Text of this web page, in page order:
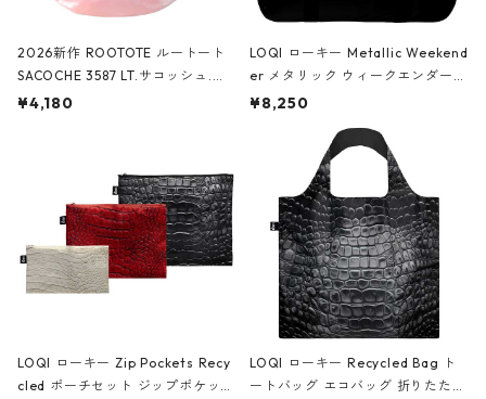
2026新作 ROOTOTE ルートート
SACOCHE 3587 LT.サコッシュ.ル
ミエ-B ショルダーバッグ グロスピ
¥4,180
LOQI ローキー Metallic Weekend
er メタリック ウィークエンダー
ボストンバッグ ショルダーバッグ
Black ジャン=ミッシェル・バスキ
ア/クラウン ブラック
¥8,250
LOQI ローキー Zip Pockets Recy
cled ポーチセット ジップポケット
LOQI ローキー Recycled Bag ト
ートバッグ エコバッグ 折りたたみ